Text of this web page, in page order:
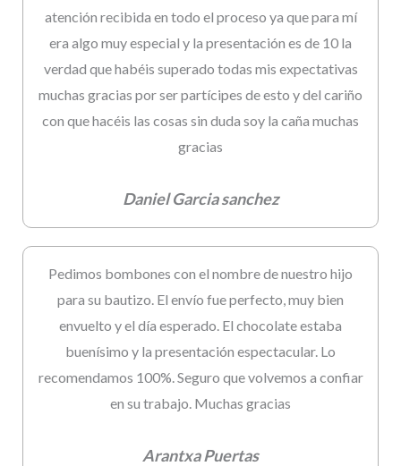
atención recibida en todo el proceso ya que para mí
era algo muy especial y la presentación es de 10 la
verdad que habéis superado todas mis expectativas
muchas gracias por ser partícipes de esto y del cariño
con que hacéis las cosas sin duda soy la caña muchas
gracias
Daniel Garcia sanchez
Pedimos bombones con el nombre de nuestro hijo
para su bautizo. El envío fue perfecto, muy bien
envuelto y el día esperado. El chocolate estaba
buenísimo y la presentación espectacular. Lo
recomendamos 100%. Seguro que volvemos a confiar
en su trabajo. Muchas gracias
Arantxa Puertas